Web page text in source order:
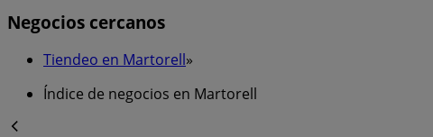
Negocios cercanos
Tiendeo en Martorell»
Índice de negocios en Martorell